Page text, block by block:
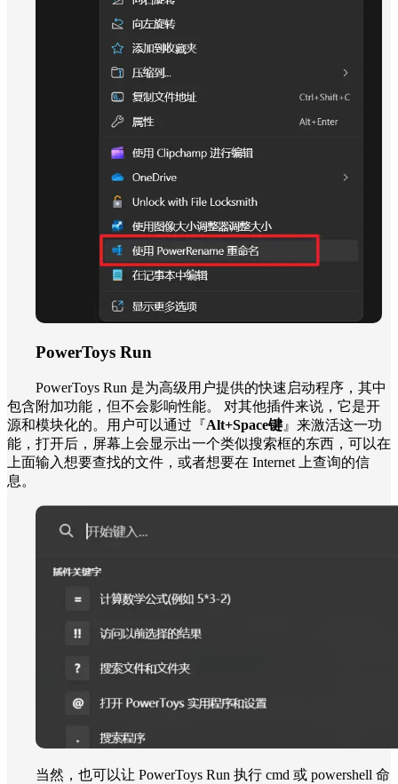
PowerToys Run
PowerToys Run 是为高级用户提供的快速启动程序，其中
包含附加功能，但不会影响性能。 对其他插件来说，它是开
源和模块化的。用户可以通过『Alt+Space键 』来激活这一功
能，打开后，屏幕上会显示出一个类似搜索框的东西，可以在
上面输入想要查找的文件，或者想要在 Internet 上查询的信
息。
当然，也可以让 PowerToys Run 执行 cmd 或 powershell 命